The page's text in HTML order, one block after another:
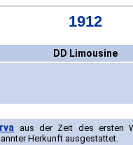
1912
DD Limousine
aus der Zeit des ersten
Herkunft ausgestattet.